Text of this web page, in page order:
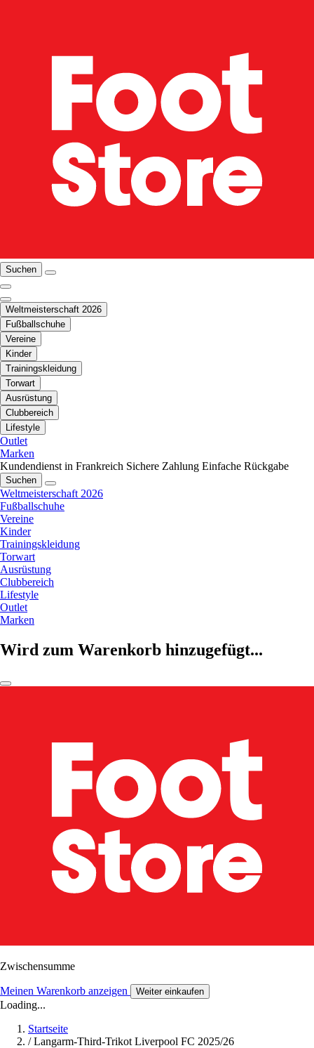
Suchen
Weltmeisterschaft 2026
Fußballschuhe
Vereine
Kinder
Trainingskleidung
Torwart
Ausrüstung
Clubbereich
Lifestyle
Outlet
Marken
Kundendienst in Frankreich Sichere Zahlung Einfache Rückgabe
Suchen
Weltmeisterschaft 2026
Fußballschuhe
Vereine
Kinder
Trainingskleidung
Torwart
Ausrüstung
Clubbereich
Lifestyle
Outlet
Marken
Wird zum Warenkorb hinzugefügt...
Zwischensumme
Meinen Warenkorb anzeigen Weiter einkaufen
Loading...
Startseite
/ Langarm-Third-Trikot Liverpool FC 2025/26